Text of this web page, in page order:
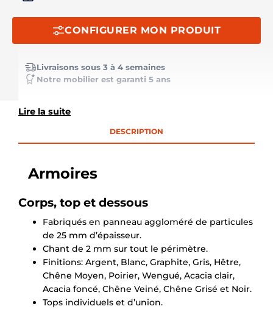
Lire la suite
CONFIGURER MON PRODUIT
Livraisons sous 3 à 4 semaines
Notre mobilier est garanti 5 ans
DESCRIPTION
Armoires
Corps, top et dessous
Fabriqués en panneau aggloméré de particules
de 25 mm d’épaisseur.
Chant de 2 mm sur tout le périmètre.
Finitions: Argent, Blanc, Graphite, Gris, Hêtre,
Chêne Moyen, Poirier, Wengué, Acacia clair,
Acacia foncé, Chêne Veiné, Chêne Grisé et Noir.
Tops individuels et d’union.